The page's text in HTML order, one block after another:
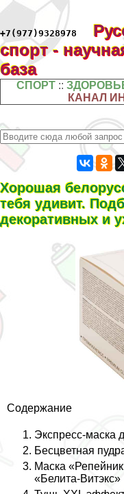
+7(977)9328978
спорт -
база
СПОРТ ::
КАНАЛ
Хорошая
тебя удивит.
декоративных и
Содержание
Экспресс-маска
Бесцветная
Маска
«Белита-Витэкс»